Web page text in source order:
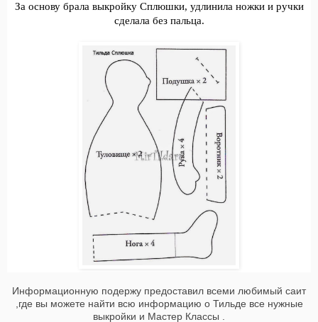
За основу брала выкройку Сплюшки, удлинила ножки и ручки
сделала без пальца.
Информационную подержу предоставил всеми любимый саит
,где вы можете найти всю информацию о Тильде все нужные
выкройки и Мастер Классы .